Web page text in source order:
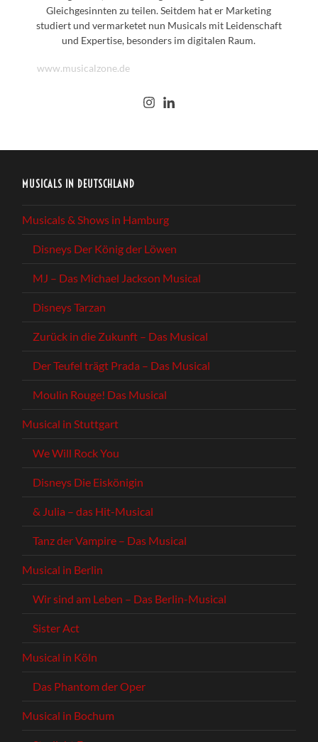
Gleichgesinnten zu teilen. Seitdem hat er Marketing
studiert und vermarketet nun Musicals mit Leidenschaft
und Expertise, besonders im digitalen Raum.
www.musicalzone.de
MUSICALS IN DEUTSCHLAND
Musicals & Shows in Hamburg
Disneys Der König der Löwen
MJ – Das Michael Jackson Musical
Disneys Tarzan
Zurück in die Zukunft – Das Musical
Der Teufel trägt Prada – Das Musical
Moulin Rouge! Das Musical
Musical in Stuttgart
We Will Rock You
Disneys Die Eiskönigin
& Julia – das Hit-Musical
Tanz der Vampire – Das Musical
Musical in Berlin
Wir sind am Leben – Das Berlin-Musical
Sister Act
Musical in Köln
Das Phantom der Oper
Musical in Bochum